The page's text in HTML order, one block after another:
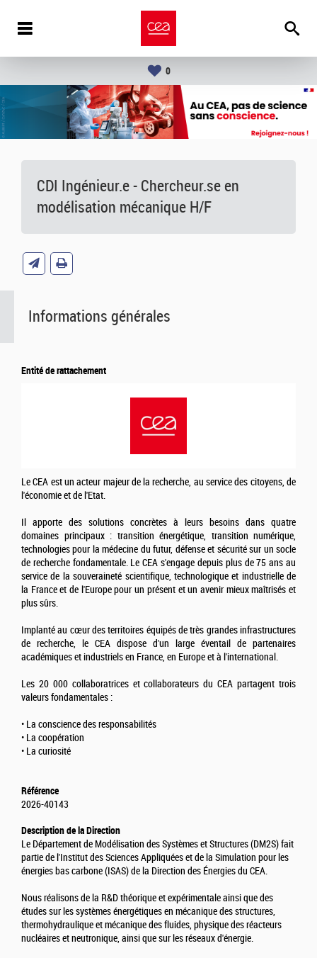
0
CDI Ingénieur.e - Chercheur.se en
modélisation mécanique H/F
Informations générales
Entité de rattachement
Le CEA est un acteur majeur de la recherche, au service des citoyens, de
l'économie et de l'Etat.
Il apporte des solutions concrètes à leurs besoins dans quatre
domaines principaux : transition énergétique, transition numérique,
technologies pour la médecine du futur, défense et sécurité sur un socle
de recherche fondamentale. Le CEA s'engage depuis plus de 75 ans au
service de la souveraineté scientifique, technologique et industrielle de
la France et de l'Europe pour un présent et un avenir mieux maîtrisés et
plus sûrs.
Implanté au cœur des territoires équipés de très grandes infrastructures
de recherche, le CEA dispose d'un large éventail de partenaires
académiques et industriels en France, en Europe et à l'international.
Les 20 000 collaboratrices et collaborateurs du CEA partagent trois
valeurs fondamentales :
• La conscience des responsabilités
• La coopération
• La curiosité
Référence
2026-40143
Description de la Direction
Le Département de Modélisation des Systèmes et Structures (DM2S) fait
partie de l'Institut des Sciences Appliquées et de la Simulation pour les
énergies bas carbone (ISAS) de la Direction des Énergies du CEA.
Nous réalisons de la R&D théorique et expérimentale ainsi que des
études sur les systèmes énergétiques en mécanique des structures,
thermohydraulique et mécanique des fluides, physique des réacteurs
nucléaires et neutronique, ainsi que sur les réseaux d'énergie.